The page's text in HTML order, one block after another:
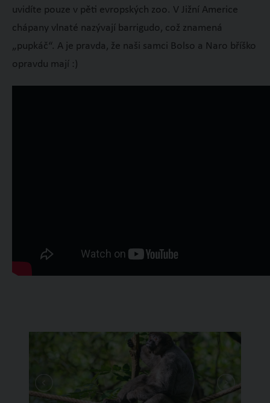
uvidíte pouze v pěti evropských zoo. V Jižní Americe
chápany vlnaté nazývají barrigudo, což znamená
„pupkáč“. A je pravda, že naši samci Bolso a Naro bříško
opravdu mají :)